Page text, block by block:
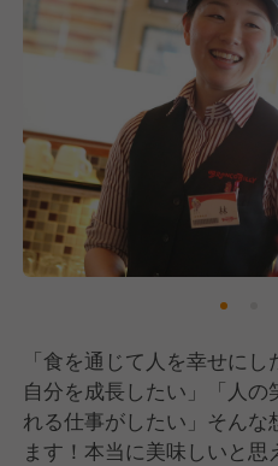
「食を通じて人を幸せに
自分を成長したい」「人の
れる仕事がしたい」そん
ます！本当に美味しいと